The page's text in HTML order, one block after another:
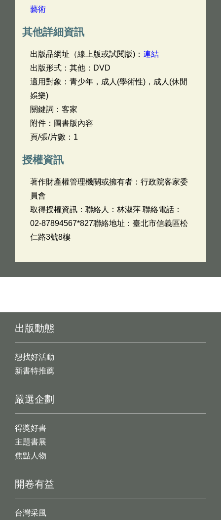
藝術
其他詳細資訊
出版品網址（線上版或試閱版)： 連結
出版形式：其他：DVD
適用對象：青少年，成人(學術性)，成人(休閒
娛樂)
關鍵詞：客家
附件：圖書版內容
頁/張/片數：1
授權資訊
著作財產權管理機關或擁有者：行政院客家委
員會
取得授權資訊：聯絡人：林淑萍 聯絡電話：
02-87894567*827聯絡地址：臺北市信義區松
仁路3號8樓
出版動態
想找好活動
新書特推薦
開卷有益
台灣采風
嚴選企劃
得獎好書
主題書展
焦點人物